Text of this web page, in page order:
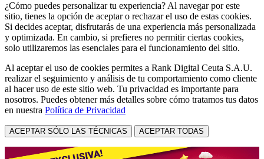
¿Cómo puedes personalizar tu experiencia? Al navegar por este
sitio, tienes la opción de aceptar o rechazar el uso de estas cookies.
Si decides aceptar, disfrutarás de una experiencia más personalizada
y optimizada. En cambio, si prefieres no permitir ciertas cookies,
solo utilizaremos las esenciales para el funcionamiento del sitio.
Al aceptar el uso de cookies permites a Rank Digital Ceuta S.A.U.
realizar el seguimiento y análisis de tu comportamiento como cliente
al hacer uso de este sitio web. Tu privacidad es importante para
nosotros. Puedes obtener más detalles sobre cómo tratamos tus datos
en nuestra Política de Privacidad
ACEPTAR SÓLO LAS TÉCNICAS ACEPTAR TODAS